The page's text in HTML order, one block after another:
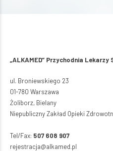
„ALKAMED” Przychodnia
ul. Broniewskiego 23
01-780 Warszawa
Żoliborz, Bielany
Niepubliczny Zakład Opieki
Tel/Fax: 507 608 907
rejestracja@alkamed.pl